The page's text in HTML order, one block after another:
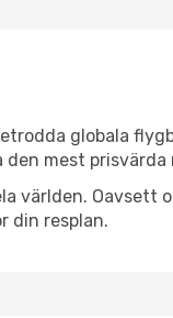
globala
mest prisvärda
världen. Oavsett
din resplan.